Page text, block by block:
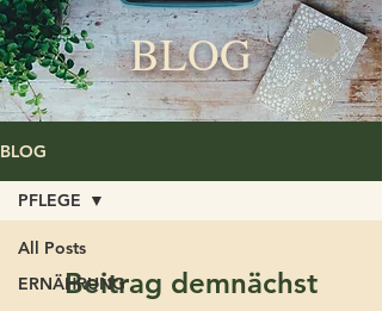
BLOG
BLOG
All Posts
ERNÄHRUNG
PFLEGE
Beitrag demnächst